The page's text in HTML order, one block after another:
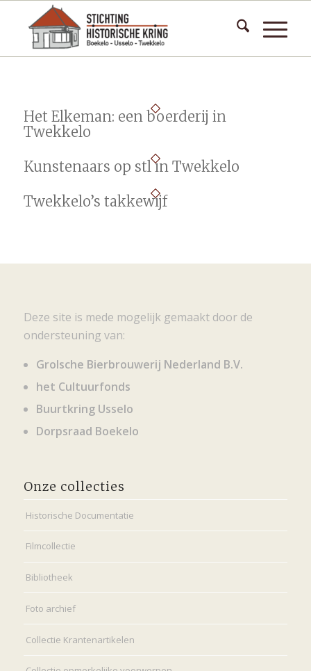
Het Elkeman: een boerderij in
Twekkelo
Kunstenaars op stl in Twekkelo
Twekkelo’s takkewijf
Deze site is mede mogelijk gemaakt door de
ondersteuning van:
Grolsche Bierbrouwerij Nederland B.V.
het Cultuurfonds
Buurtkring Usselo
Dorpsraad Boekelo
Onze collecties
Historische Documentatie
Filmcollectie
Bibliotheek
Foto archief
Collectie Krantenartikelen